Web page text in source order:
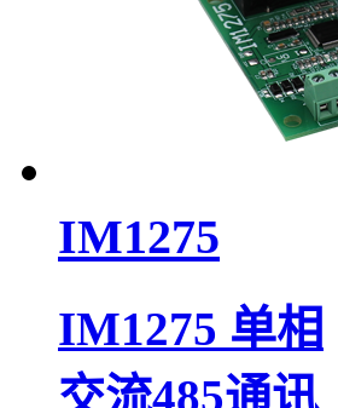
IM1275
IM1275 单相
交流485通讯